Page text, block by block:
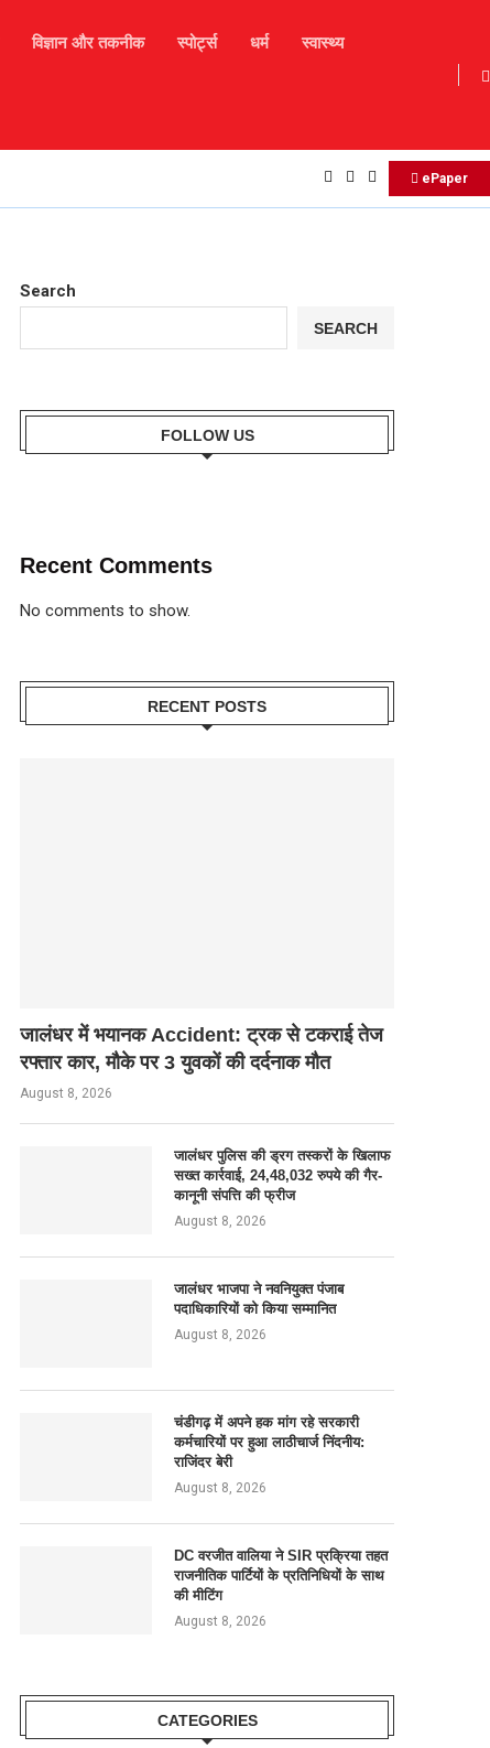
विज्ञान और तकनीक स्पोर्ट्स धर्म स्वास्थ्य
Daily Horoscope : मकर राशि बालों को व्यवसाय में आज
ePaper
Search
SEARCH
FOLLOW US
Recent Comments
No comments to show.
RECENT POSTS
जालंधर में भयानक Accident: ट्रक से टकराई तेज
रफ्तार कार, मौके पर 3 युवकों की दर्दनाक मौत
August 8, 2026
जालंधर पुलिस की ड्रग तस्करों के खिलाफ
सख्त कार्रवाई, 24,48,032 रुपये की गैर-
कानूनी संपत्ति की फ्रीज
August 8, 2026
जालंधर भाजपा ने नवनियुक्त पंजाब
पदाधिकारियों को किया सम्मानित
August 8, 2026
चंडीगढ़ में अपने हक मांग रहे सरकारी
कर्मचारियों पर हुआ लाठीचार्ज निंदनीय:
राजिंदर बेरी
August 8, 2026
DC वरजीत वालिया ने SIR प्रक्रिया तहत
राजनीतिक पार्टियों के प्रतिनिधियों के साथ
की मीटिंग
August 8, 2026
CATEGORIES